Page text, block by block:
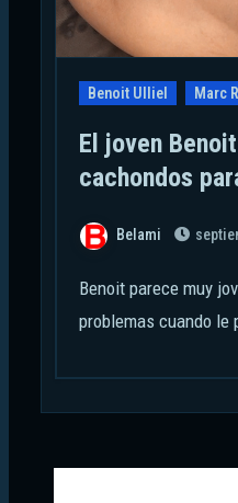
Benoit Ulliel Marc
El joven
cachondos
Belami
Benoit parece muy jovencito, y esto le trae algunos
problemas cuando le